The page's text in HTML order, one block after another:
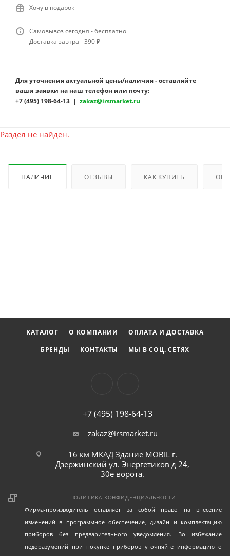
Хочу в подарок
Самовывоз сегодня - бесплатно
Доставка завтра - 390 ₽
Для уточнения актуальной цены/наличия - оставляйте
ваши заявки на наш телефон или почту:
+7 (495) 198-64-13 | zakaz@irsmarket.ru
Раздел не найден.
НАЛИЧИЕ ОТЗЫВЫ КАК КУПИТЬ
КАТАЛОГ О КОМПАНИИ
ОПЛАТА И ДОСТАВКА
БРЕНДЫ
КОНТАКТЫ МЫ В СОЦ. СЕТЯХ
+7 (495) 198-64-13
zakaz@irsmarket.ru
16 км МКАД Здание MOBIL г.
Дзержинский ул. Энергетиков д 24,
30е ворота.
ПОЛИТИКА КОНФИДЕНЦИАЛЬНОСТИ
Фирма-производитель оставляет за собой право на внесение
изменений в программное обеспечение, дизайн и комплектацию
приборов без предварительного уведомления. Во избежание
недоразумений при покупке приборов уточняйте информацию о